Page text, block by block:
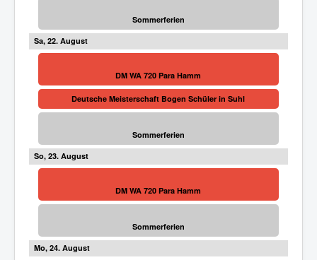
Sommerferien
22
DM WA 720 Para Hamm
Deutsche Meisterschaft Bogen Schüler in Suhl
Sommerferien
23
DM WA 720 Para Hamm
Sommerferien
24